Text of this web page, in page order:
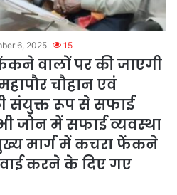
6, 2025 15
वालों पर की जाएगी
चौहान एवं
संयुक्त रूप से सफाई
जोन में सफाई व्यवस्था
मार्ग में कचरा फेंकने
करने के दिए गए